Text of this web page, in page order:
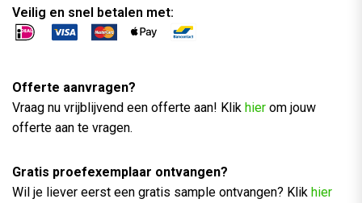
Veilig en snel betalen met:
Offerte aanvragen?
Vraag nu vrijblijvend een offerte aan! Klik hier om jouw
offerte aan te vragen.
Gratis proefexemplaar ontvangen?
Wil je liever eerst een gratis sample ontvangen? Klik hier